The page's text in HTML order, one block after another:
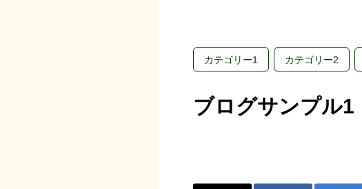
カテゴリー1 カテゴリー2
ブログサンプル1